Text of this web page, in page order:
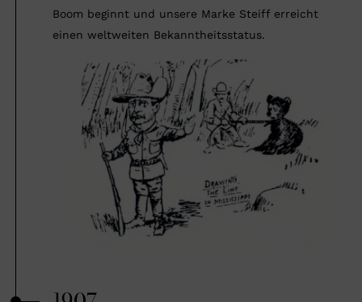
Boom beginnt und unsere Marke Steiff erreicht
einen weltweiten Bekanntheitsstatus.